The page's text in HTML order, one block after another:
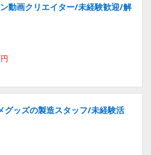
動画クリエイター/未経験歓迎/解
グッズの製造スタッフ/未経験活